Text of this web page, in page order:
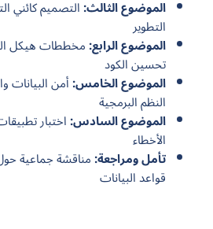
الموضوع الثالث:
التطوير
الموضوع الرابع:مخططات هيكل
تحسين الكود
الموضوع الخامس:أمن البيانات
النظم البرمجية
الموضوع السادس:اختبار
الأخطاء
تأمل ومراجعة:مناقشة جماعية
قواعد البيانات